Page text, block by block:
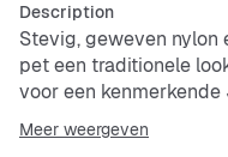
Description
Stevig, geweven nylon
pet een traditionele
voor een
dragen.
Meer weergeven